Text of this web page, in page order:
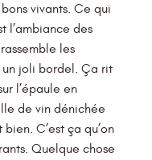
vivants. Ce qui
l’ambiance des
les
joli bordel. Ça rit
l’épaule en
de vin dénichée
C’est ça qu’on
Quelque chose